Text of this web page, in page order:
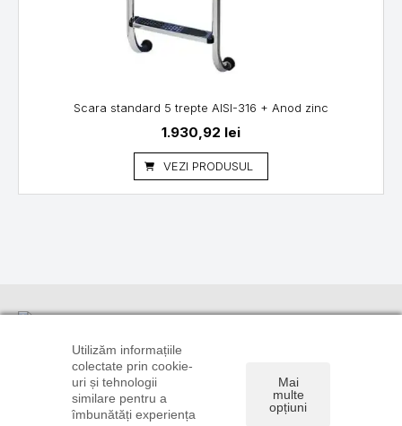
Scara standard 5 trepte AISI-316 + Anod zinc
1.930,92 lei
VEZI PRODUSUL
0720 106
0722 585
Informații
TRANSPORT
ȘI PLATĂ
POLITICA DE
CONFIDENȚIALITATE
ȘI COOKIE
Suport
Linkuri utile
COMENZI
Utilizăm informațiile
colectate prin cookie-
uri și tehnologii
similare pentru a
îmbunătăți experiența
Mai
multe
opțiuni